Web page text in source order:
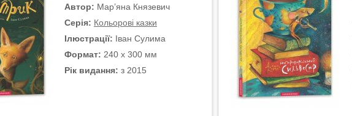
Автор: Мар’яна Князевич
Серія: Кольорові казки
Ілюстрації: Іван Сулима
Формат: 240 х 300 мм
Рік видання: з 2015